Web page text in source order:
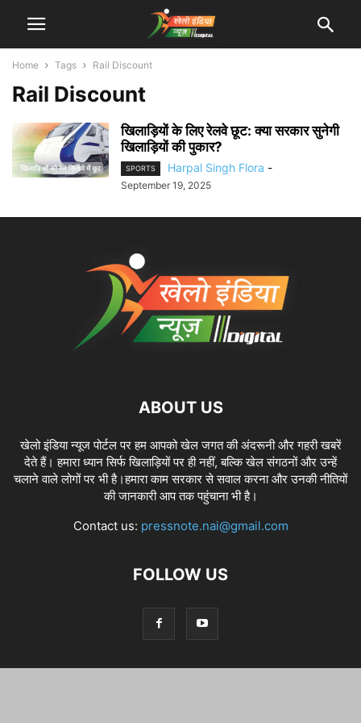
Home Tags Rail Discount
Rail Discount
खिलाड़ियों के लिए रेलवे छूट: क्या सरकार सुनेगी
खिलाड़ियों की पुकार?
SPORTS Harpal Singh Flora -
September 19, 2025
ABOUT US
खेलो इंडिया न्यूज पोर्टल पर हम आपको खेल जगत की अंदरूनी और गहरी खबरें
देते हैं। हमारा ध्यान सिर्फ खिलाड़ियों पर ही नहीं, बल्कि खेल संगठनों और उन्हें
चलाने वाले लोगों पर भी है।हमारा काम सरकार से सवाल करना और उनकी नीतियों
की जानकारी आप तक पहुंचाना भी है।
Contact us: pressnote.nai@gmail.com
FOLLOW US